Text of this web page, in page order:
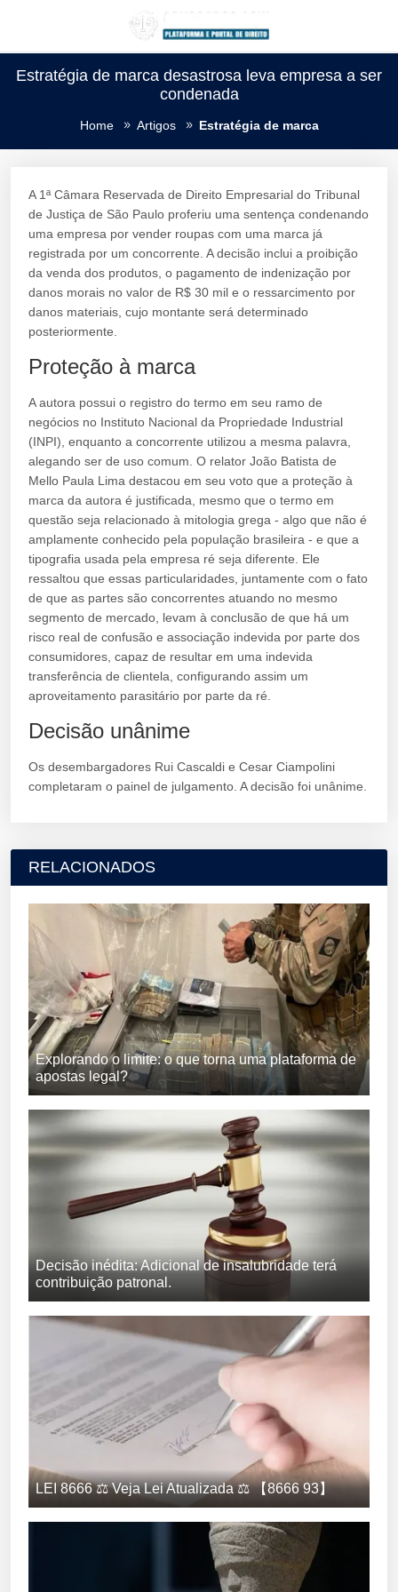
Estratégia de marca desastrosa leva empresa a ser
condenada
Home Artigos Estratégia de marca
A 1ª Câmara Reservada de Direito Empresarial do Tribunal
de Justiça de São Paulo proferiu uma sentença condenando
uma empresa por vender roupas com uma marca já
registrada por um concorrente. A decisão inclui a proibição
da venda dos produtos, o pagamento de indenização por
danos morais no valor de R$ 30 mil e o ressarcimento por
danos materiais, cujo montante será determinado
posteriormente.
Proteção à marca
A autora possui o registro do termo em seu ramo de
negócios no Instituto Nacional da Propriedade Industrial
(INPI), enquanto a concorrente utilizou a mesma palavra,
alegando ser de uso comum. O relator João Batista de
Mello Paula Lima destacou em seu voto que a proteção à
marca da autora é justificada, mesmo que o termo em
questão seja relacionado à mitologia grega - algo que não é
amplamente conhecido pela população brasileira - e que a
tipografia usada pela empresa ré seja diferente. Ele
ressaltou que essas particularidades, juntamente com o fato
de que as partes são concorrentes atuando no mesmo
segmento de mercado, levam à conclusão de que há um
risco real de confusão e associação indevida por parte dos
consumidores, capaz de resultar em uma indevida
transferência de clientela, configurando assim um
aproveitamento parasitário por parte da ré.
Decisão unânime
Os desembargadores Rui Cascaldi e Cesar Ciampolini
completaram o painel de julgamento. A decisão foi unânime.
RELACIONADOS
Explorando o limite: o que torna uma plataforma de
apostas legal?
Decisão inédita: Adicional de insalubridade terá
contribuição patronal.
LEI 8666 ⚖️ Veja Lei Atualizada ⚖️ 【8666 93】